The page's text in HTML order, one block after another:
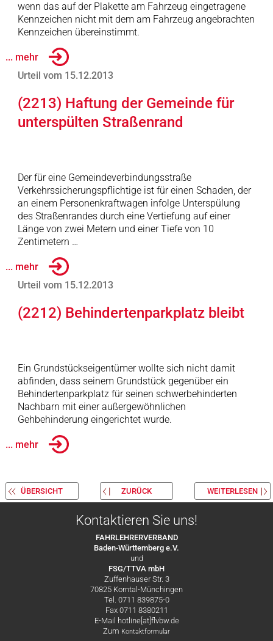
wenn das auf der Plakette am Fahrzeug eingetragene
Kennzeichen nicht mit dem am Fahrzeug angebrachten
Kennzeichen übereinstimmt.
... mehr
Urteil vom 15.12.2013
(2213) Haftung der Gemeinde für
unterspülten Straßenrand
Der für eine Gemeindeverbindungsstraße
Verkehrssicherungspflichtige ist für einen Schaden, der
an einem Personenkraftwagen infolge Unterspülung
des Straßenrandes durch eine Vertiefung auf einer
Länge von zwei Metern und einer Tiefe von 10
Zentimetern …
... mehr
Urteil vom 15.12.2013
(2212) Behindertenparkplatz bleibt
Ein Grundstückseigentümer wollte sich nicht damit
abfinden, dass seinem Grundstück gegenüber ein
Behindertenparkplatz für seinen schwerbehinderten
Nachbarn mit einer außergewöhnlichen
Gehbehinderung eingerichtet wurde.
... mehr
ÜBERSICHT ZURÜCK WEITERLESEN
Kontaktieren Sie uns!
FAHRLEHRERVERBAND
Baden-Württemberg e.V.
und
FSG/TTVA mbH
Zuffenhauser Str. 3
70825 Korntal-Münchingen
Tel. 0711 839875-0
Fax 0711 8380211
E-Mail hotline[at]flvbw.de
Zum Kontaktformular